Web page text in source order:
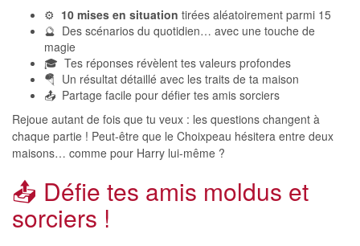
⚙️ 10 mises en situation tirées aléatoirement parmi 15
🔮 Des scénarios du quotidien… avec une touche de
magie
🎓 Tes réponses révèlent tes valeurs profondes
🪂 Un résultat détaillé avec les traits de ta maison
📤 Partage facile pour défier tes amis sorciers
Rejoue autant de fois que tu veux : les questions changent à
chaque partie ! Peut-être que le Choixpeau hésitera entre deux
maisons… comme pour Harry lui-même ?
📤 Défie tes amis moldus et
sorciers !